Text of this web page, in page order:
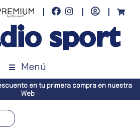
Menú
en tu primera compra en nuestra
Web